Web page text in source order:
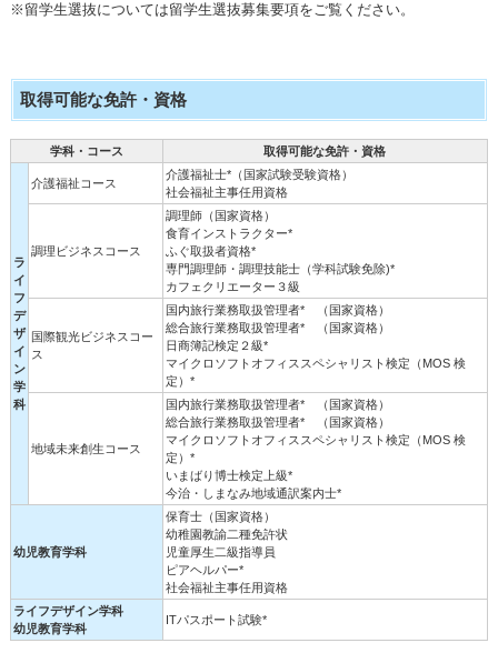
※留学生選抜については留学生選抜募集要項をご覧ください。
取得可能な免許・資格
学科・コース 取得可能な免許・資格
ラ
イ
フ
デ
ザ
イ
ン
学
科
介護福祉コース
介護福祉士*（国家試験受験資格）
社会福祉主事任用資格
調理ビジネスコース
調理師（国家資格）
食育インストラクター*
ふぐ取扱者資格*
専門調理師・調理技能士（学科試験免除)*
カフェクリエーター３級
国際観光ビジネスコー
ス
国内旅行業務取扱管理者* （国家資格）
総合旅行業務取扱管理者* （国家資格）
日商簿記検定２級*
マイクロソフトオフィススペシャリスト検定（MOS 検
定）*
地域未来創生コース
国内旅行業務取扱管理者* （国家資格）
総合旅行業務取扱管理者* （国家資格）
マイクロソフトオフィススペシャリスト検定（MOS 検
定）*
いまばり博士検定上級*
今治・しまなみ地域通訳案内士*
幼児教育学科
保育士（国家資格）
幼稚園教諭二種免許状
児童厚生二級指導員
ピアヘルパー*
社会福祉主事任用資格
ライフデザイン学科
幼児教育学科
ITパスポート試験*